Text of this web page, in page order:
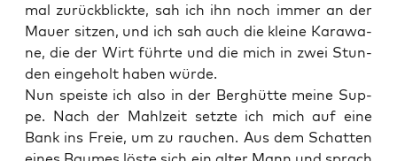
mal zurück­blick­te, sah ich ihn noch immer an der
Mau­er sit­zen, und ich sah auch die klei­ne Kara­wa­
ne, die der Wirt führ­te und die mich in zwei Stun­
den ein­ge­holt haben würde.
Nun speis­te ich also in der Berg­hüt­te mei­ne Sup­
pe. Nach der Mahl­zeit setz­te ich mich auf eine
Bank ins Freie, um zu rau­chen. Aus dem Schat­ten